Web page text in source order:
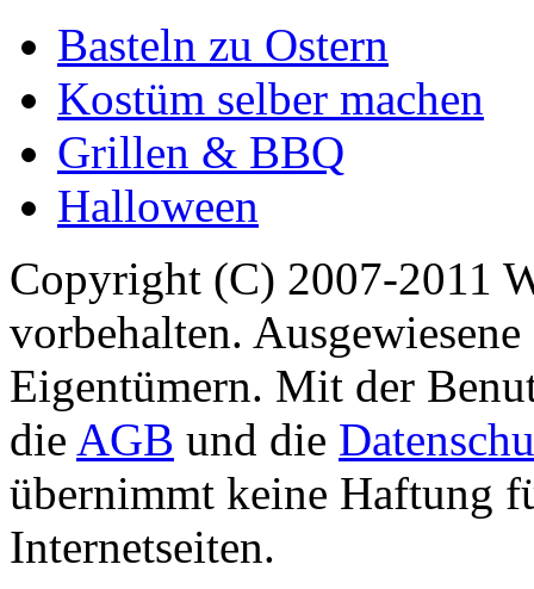
Basteln zu Ostern
Kostüm selber machen
Grillen & BBQ
Halloween
Copyright (C) 2007-2011
vorbehalten.
Eigentümern. Mit der
die AGB und die
übernimmt keine Haftung
Internetseiten.